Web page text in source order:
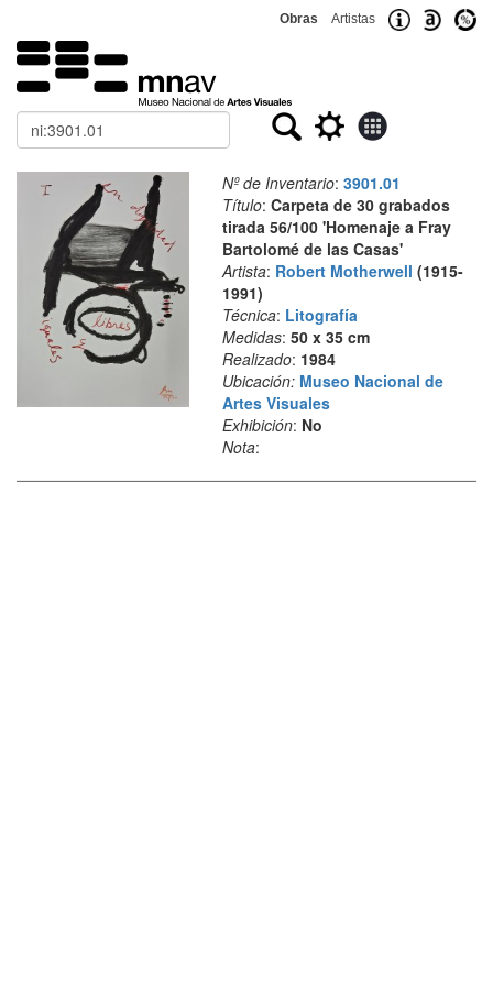
Obras Artistas
Buscar
Nº de Inventario: 3901.01
Título: Carpeta de 30 grabados
tirada 56/100 'Homenaje a Fray
Bartolomé de las Casas'
Artista: Robert Motherwell (1915-
1991)
Técnica: Litografía
Medidas: 50 x 35 cm
Realizado: 1984
Ubicación: Museo Nacional de
Artes Visuales
Exhibición: No
Nota: